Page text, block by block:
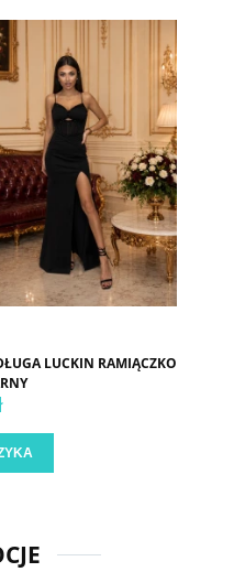
LUCKIN RAMIĄCZKO